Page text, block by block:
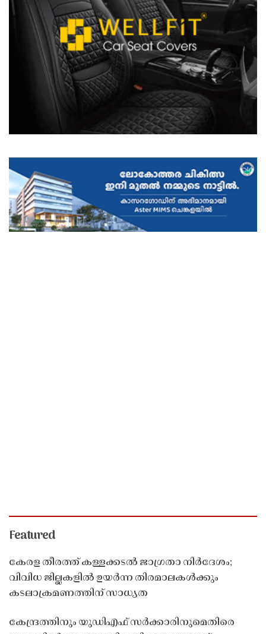
Featured
കേരള തീരത്ത് കള്ളക്കടൽ ജാഗ്രതാ നിർദേശം;
വിവിധ ജില്ലകളിൽ ഉയർന്ന തിരമാലകൾക്കും
കടലാക്രമണത്തിന് സാധ്യത
കേന്ദ്രത്തിനും യുഡിഎഫ് സർക്കാരിനുമെതിരെ